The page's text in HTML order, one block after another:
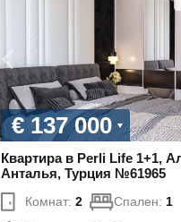
€ 137 000
Квартира в Perli Life 1+1,
Анталья, Турция №61965
Комнат: 2 Спален: 1